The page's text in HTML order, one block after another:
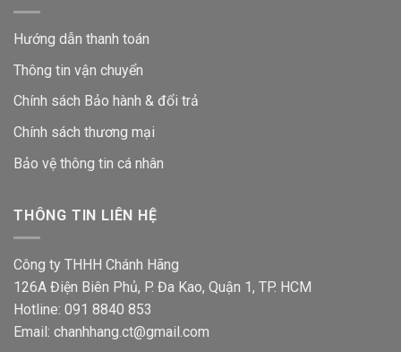
Hướng dẫn thanh toán
Thông tin vận chuyển
Chính sách Bảo hành & đổi trả
Chính sách thương mại
Bảo vệ thông tin cá nhân
THÔNG TIN LIÊN HỆ
Công ty THHH Chánh Hãng
126A Điện Biên Phủ, P. Đa Kao, Quận 1, TP. HCM
Hotline: 091 8840 853
Email: chanhhang.ct@gmail.com